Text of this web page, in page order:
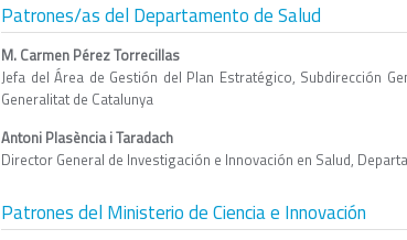
Patrones/as del Departamento de Salud
M. Carmen Pérez Torrecillas
Jefa del Área de Gestión del Plan Estratégico, Subdirección
Generalitat de Catalunya
Antoni Plasència i Taradach
Director General de Investigación e Innovación en Salud,
Patrones del Ministerio de Ciencia e Innovación